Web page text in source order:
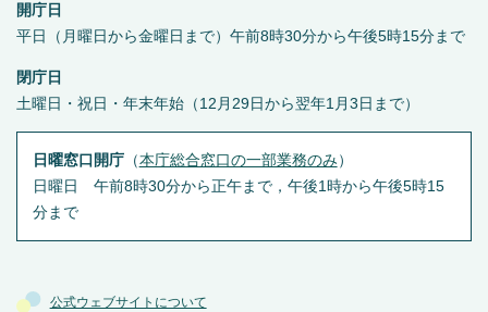
公式ウェブサイトについて
開庁日
平日（月曜日から金曜日まで）午前8時30分から午後5時15分まで
閉庁日
土曜日・祝日・年末年始（12月29日から翌年1月3日まで）
日曜窓口開庁（本庁総合窓口の一部業務のみ ）
日曜日 午前8時30分から正午まで，午後1時から午後5時15
分まで